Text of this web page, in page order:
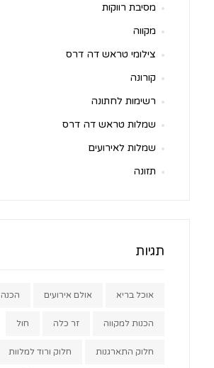
מסיבת רווקות
מקווה
צילומי טראש דה דרס
קורונה
רשימות לחתונה
שמלות טראש דה דרס
שמלות לאירועים
תזונה
תגיות
אוכל בריא אולם אירועים
הכנות למקווה זר כלה חול
חלוק התארגנות חלוק ורוד למלוות